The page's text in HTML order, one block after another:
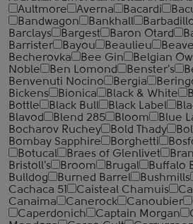
Aultmore
Averna Bacardi
Bandwagon
Bankhall
Barclays
Bargest Baron Otard
Barrister
Bayou Beaulieu
Becherovka
Bee Gin Belgian
Noble
Ben Lomond Benster's
Benvenuti Nocino
Bergia
Bickens
Bionica Black & White
Bottle
Black Bull Black Label
Blavod
Blend 285 Bloom Blue
Bocharov Ruchey
Bold Thady
Bombay Sapphire
Borghetti
Botucal
Braes of Glenlivet
Bristoll's
Broom Brugal Buffalo
Bulldog
Burned Barrel Bushmills
Cachaca 51
Caisteal Chamuis
Canaima
Canerock Canoubier
Caperdonich
Captain Morgan